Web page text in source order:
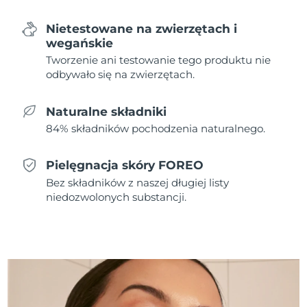
Nietestowane na zwierzętach i
wegańskie
Tworzenie ani testowanie tego produktu nie
odbywało się na zwierzętach.
Naturalne składniki
84% składników pochodzenia naturalnego.
Pielęgnacja skóry FOREO
Bez składników z naszej długiej listy
niedozwolonych substancji.
Holandia
Oczekiwany czas dostawy
Nowa Zelandia
Oczekiwany czas dostawy
Norwegia
Oman
Filipiny
Oczekiwany czas dostawy
Portugalia
Oczekiwany czas dostawy